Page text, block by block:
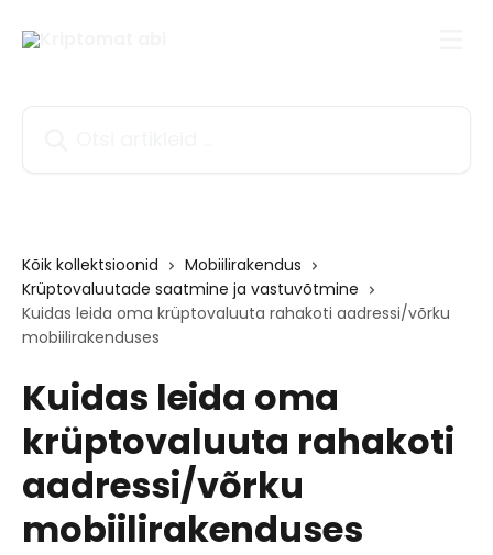
Kõik kollektsioonid
Mobiilirakendus
Krüptovaluutade saatmine ja vastuvõtmine
Kuidas leida oma krüptovaluuta rahakoti aadressi/võrku
mobiilirakenduses
Kuidas leida oma
krüptovaluuta rahakoti
aadressi/võrku
mobiilirakenduses